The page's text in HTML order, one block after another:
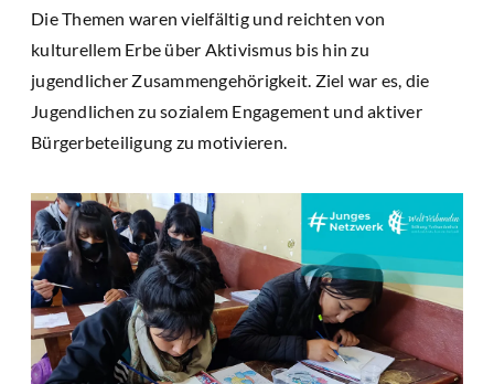
Die Themen waren vielfältig und reichten von
kulturellem Erbe über Aktivismus bis hin zu
jugendlicher Zusammengehörigkeit. Ziel war es, die
Jugendlichen zu sozialem Engagement und aktiver
Bürgerbeteiligung zu motivieren.